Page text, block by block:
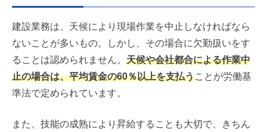
建設業務は、天候により現場作業を中止しなければなら
ないことが多いもの。しかし、その場合に欠勤扱いをす
ることは認められません。 天候や会社都合による作業中
止の場合は、平均賃金の60％以上を支払うことが労働基
準法で定められています。
また、技能の成熟により昇給することも大切で、きちん